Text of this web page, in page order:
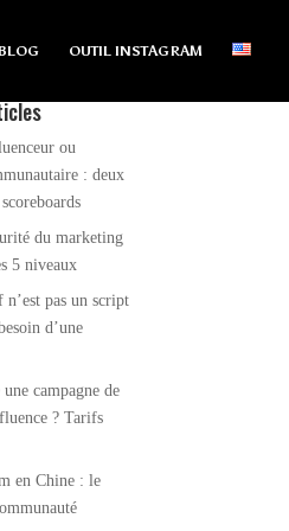
OUTIL INSTAGRAM
ou
: deux
du marketing
5 niveaux
pas un script
d’une
campagne de
? Tarifs
en Chine : le